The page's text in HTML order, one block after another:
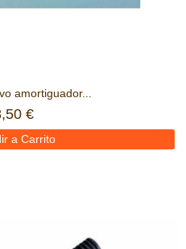
amortiguador...
€
a Carrito